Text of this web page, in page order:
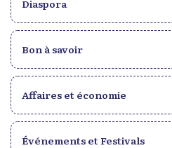
Diaspora
Bon à savoir
Affaires et économie
Événements et Festivals